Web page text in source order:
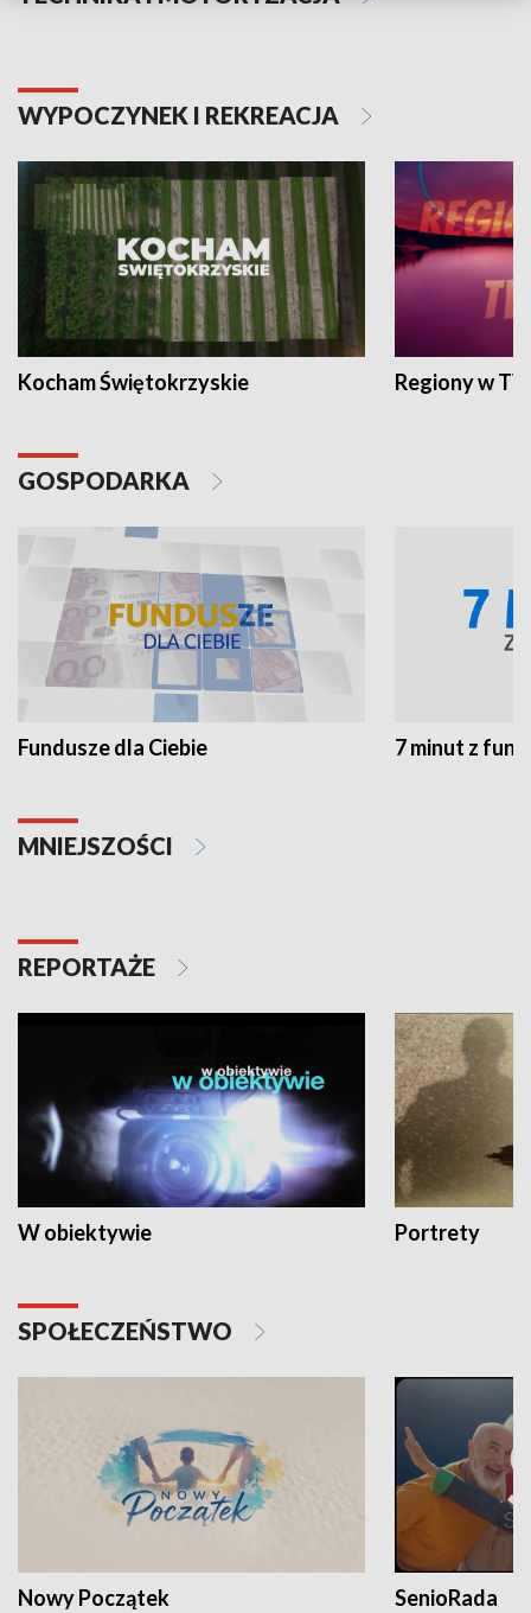
WYPOCZYNEK I REKREACJA
Kocham Świętokrzyskie Regiony w
GOSPODARKA
Fundusze dla Ciebie 7 minut z
MNIEJSZOŚCI
REPORTAŻE
W obiektywie Portrety
SPOŁECZEŃSTWO
Nowy Początek SenioRada